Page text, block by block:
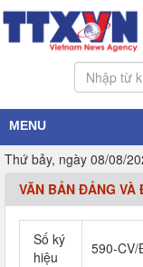
MENU
Thứ bảy, ngày 08/08/
VĂN BẢN ĐẢNG VÀ
Số ký
hiệu
590-CV/